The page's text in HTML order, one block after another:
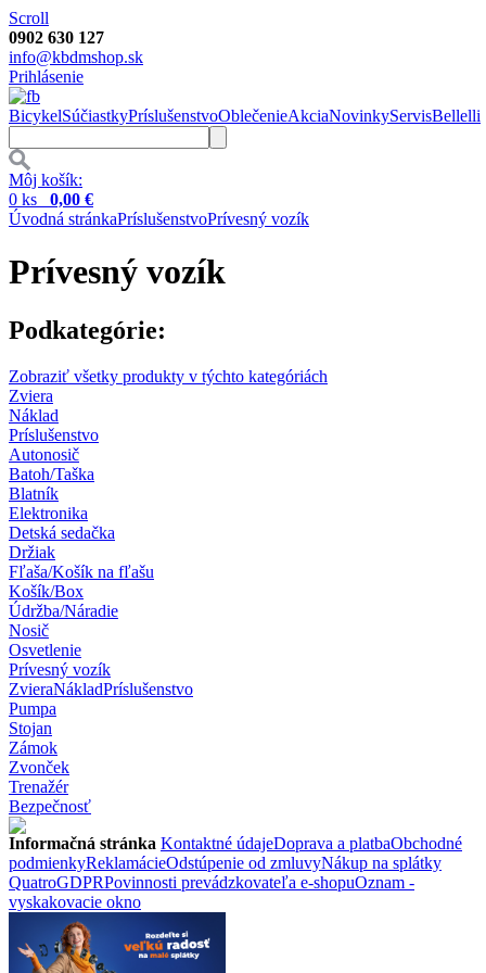
Scroll
0902 630 127
info@kbdmshop.sk
Prihlásenie
BicykelSúčiastkyPríslušenstvoOblečenieAkciaNovinkyServisBellelli
Môj košík:
0 ks 0,00 €
Úvodná stránkaPríslušenstvoPrívesný vozík
Prívesný vozík
Podkategórie:
Zobraziť všetky produkty v týchto kategóriách
Zviera
Náklad
Príslušenstvo
Autonosič
Batoh/Taška
Blatník
Elektronika
Detská sedačka
Držiak
Fľaša/Košík na fľašu
Košík/Box
Údržba/Náradie
Nosič
Osvetlenie
Prívesný vozík
ZvieraNákladPríslušenstvo
Pumpa
Stojan
Zámok
Zvonček
Trenažér
Bezpečnosť
Informačná stránka Kontaktné údajeDoprava a platbaObchodné
podmienkyReklamácieOdstúpenie od zmluvyNákup na splátky
QuatroGDPRPovinnosti prevádzkovateľa e-shopuOznam -
vyskakovacie okno